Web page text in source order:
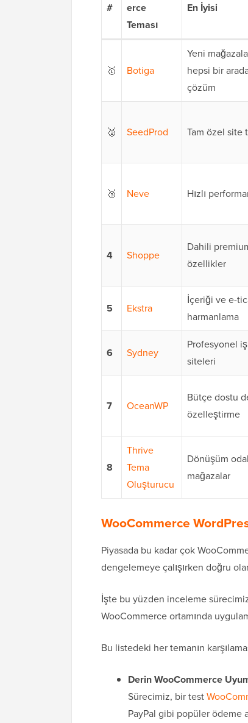
#
erce
Teması
En İyisi
🥇 Botiga
Yeni
hepsi bir
çözüm
🥈 SeedProd Tam özel site
🥉 Neve Hızlı
4 Shoppe
Dahili
özellikler
5 Ekstra
İçeriği ve e-
harmanlama
6 Sydney
Profesyonel
siteleri
7 OceanWP
Bütçe dostu
özelleştirme
8
Thrive
Tema
Oluşturucu
Dönüşüm
mağazalar
WooCommerce
Piyasada bu kadar çok
dengelemeye çalışırken doğru
İşte bu yüzden inceleme
WooCommerce ortamında
Bu listedeki her temanın
Derin WooCommerce
Sürecimiz, bir test
PayPal gibi popüler ödeme